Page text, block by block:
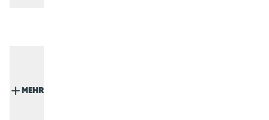
MEHR